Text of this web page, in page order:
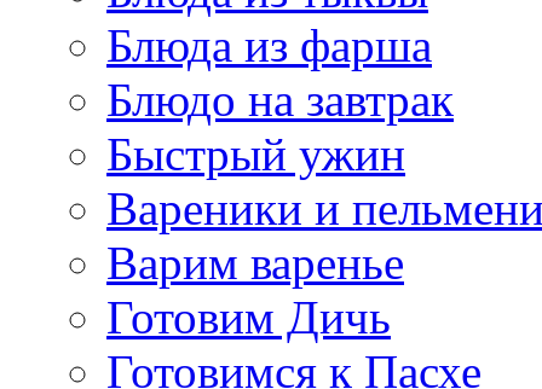
Блюда из фарша
Блюдо на завтрак
Быстрый ужин
Вареники и
Варим варенье
Готовим Дичь
Готовимся к Пасхе